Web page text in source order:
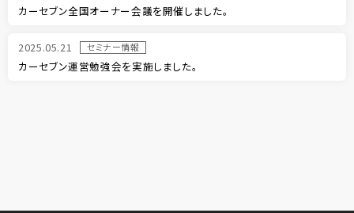
カーセブン全国オーナー会議を開催しました。
2025.05.21 セミナー情報
カーセブン運営勉強会を実施しました。